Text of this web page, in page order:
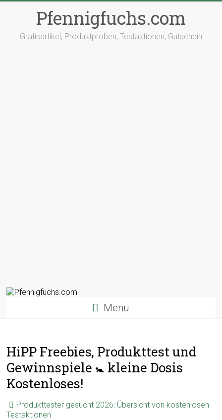
Pfennigfuchs.com
Gratisartikel, Produktproben, Testaktionen, Gutschein
Menü
HiPP Freebies, Produkttest und
Gewinnspiele 🚼 kleine Dosis
Kostenloses!
Produkttester gesucht 2026: Übersicht von kostenlosen
Testaktionen